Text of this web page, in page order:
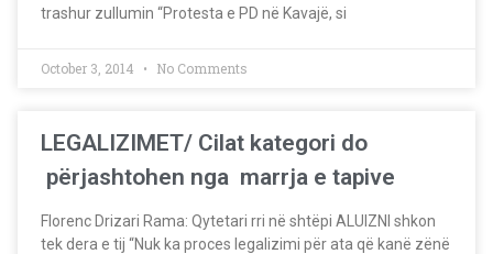
trashur zullumin “Protesta e PD në Kavajë, si
October 3, 2014 No Comments
LEGALIZIMET/ Cilat kategori do
përjashtohen nga marrja e tapive
Florenc Drizari Rama: Qytetari rri në shtëpi ALUIZNI shkon
tek dera e tij “Nuk ka proces legalizimi për ata që kanë zënë